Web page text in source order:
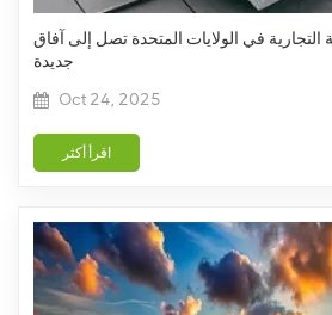
في الولايات المتحدة تصل إلى آفاق
جديدة
Oct 24, 2025
اقرأ أكثر